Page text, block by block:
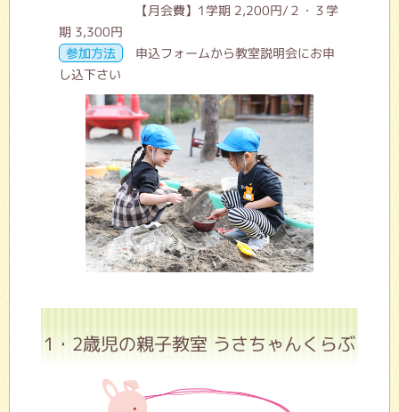
【月会費】1学期 2,200円/２・３学
期 3,300円
参加方法
申込フォームから教室説明会にお申
し込下さい
1・2歳児の親子教室 うさちゃんくらぶ